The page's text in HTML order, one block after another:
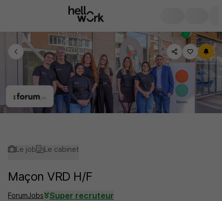
Le job Le cabinet
Maçon VRD H/F
ForumJobs
Super recruteur